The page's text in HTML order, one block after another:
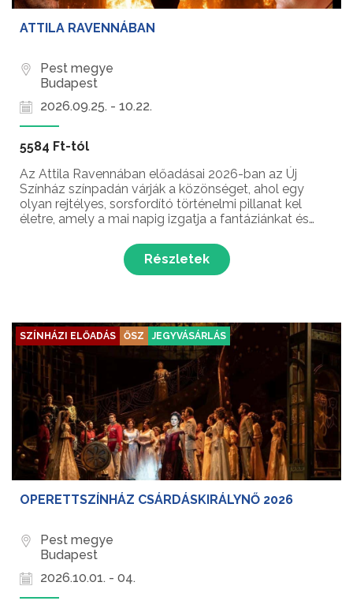
ATTILA RAVENNÁBAN
Pest megye
Budapest
2026.09.25. - 10.22.
5584 Ft-tól
Az Attila Ravennában előadásai 2026-ban az Új
Színház színpadán várják a közönséget, ahol egy
olyan rejtélyes, sorsfordító történelmi pillanat kel
életre, amely a mai napig izgatja a fantáziánkat és
Részletek
SZÍNHÁZI ELŐADÁS ŐSZ JEGYVÁSÁRLÁS
OPERETTSZÍNHÁZ CSÁRDÁSKIRÁLYNŐ 2026
Pest megye
Budapest
2026.10.01. - 04.